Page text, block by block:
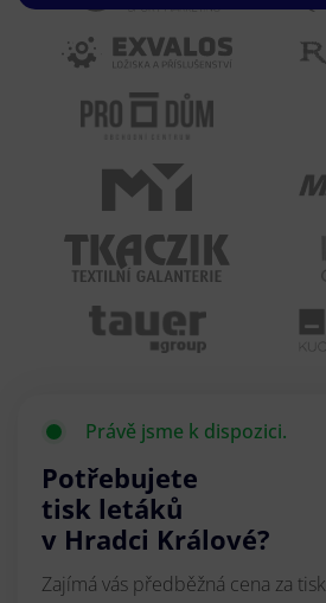
Právě jsme k dispozici.
Potřebujete
tisk letáků
v Hradci Králové?
Zajímá vás předběžná cena za tisk